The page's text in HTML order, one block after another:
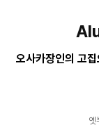
오사카장인의 고
옛